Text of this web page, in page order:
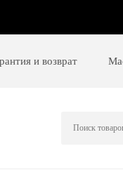
и возврат